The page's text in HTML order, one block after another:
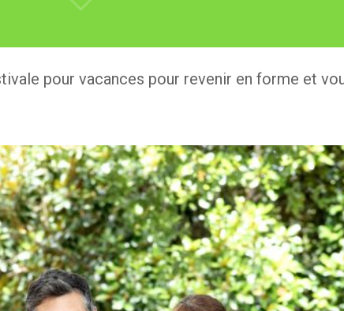
pour vacances pour revenir en forme et